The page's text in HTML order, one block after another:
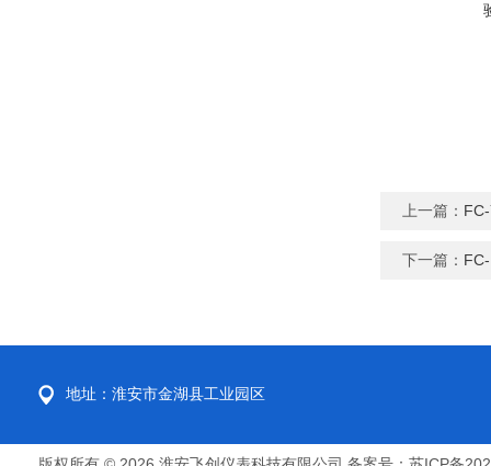
上一篇：
下一篇：
地址：淮安市金湖县工业园区